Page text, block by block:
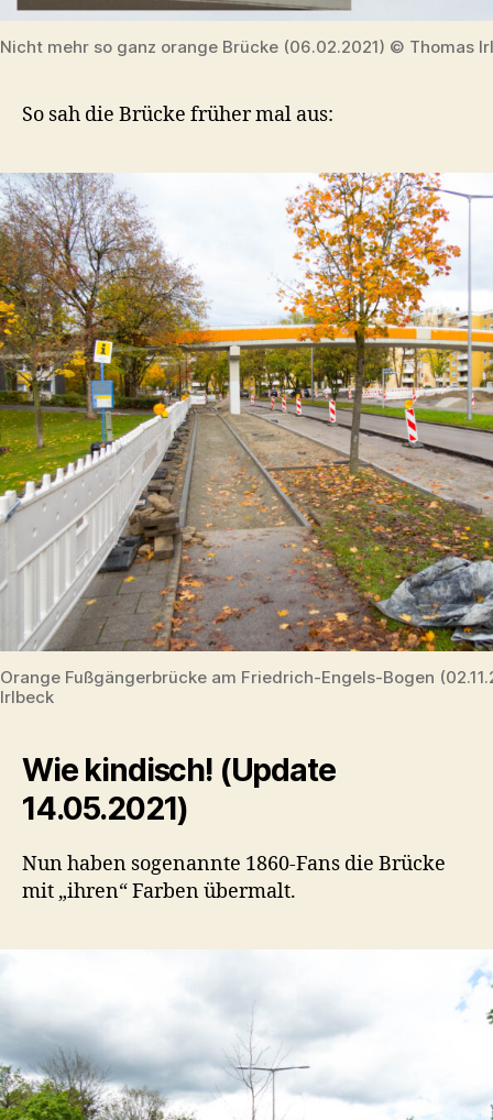
Nicht mehr so ganz orange Brücke (06.02.2021) © Thomas
So sah die Brücke früher mal aus:
Orange Fußgängerbrücke am Friedrich-Engels-Bogen
Irlbeck
Wie kindisch! (Update
14.05.2021)
Nun haben sogenannte 1860-Fans die Brücke
mit „ihren“ Farben übermalt.